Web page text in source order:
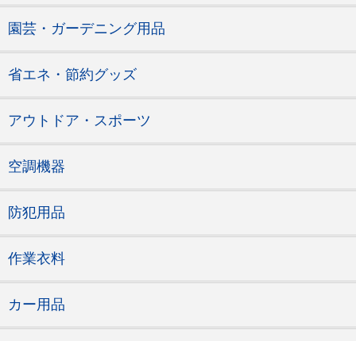
園芸・ガーデニング用品
省エネ・節約グッズ
アウトドア・スポーツ
空調機器
防犯用品
作業衣料
カー用品